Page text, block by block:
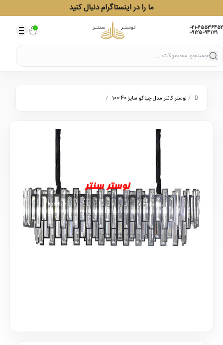
ما را در اینستاگرام دنبال کنید
021-65536452
09125094179
0
/ لوستر کانتر مدل چیاکو سایز 40-100 /